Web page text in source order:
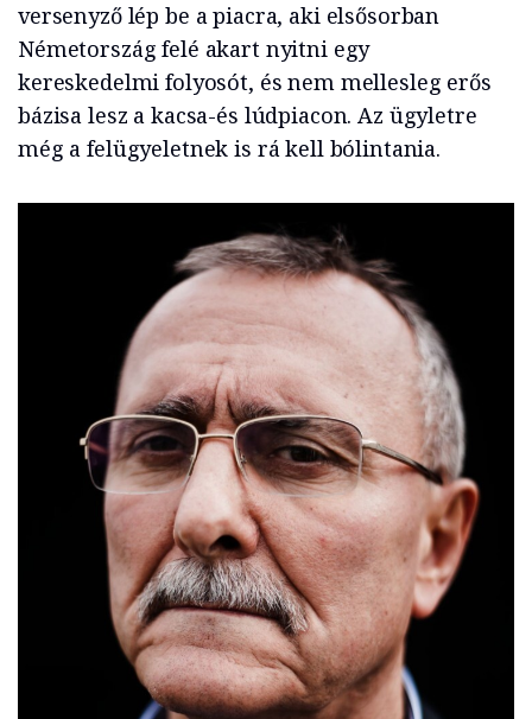
versenyző lép be a piacra, aki elsősorban
Németország felé akart nyitni egy
kereskedelmi folyosót, és nem mellesleg erős
bázisa lesz a kacsa-és lúdpiacon. Az ügyletre
még a felügyeletnek is rá kell bólintania.